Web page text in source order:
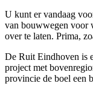
U kunt er vandaag
van bouwwegen voor
over te laten. Prima,
De Ruit Eindhoven is
project met
provincie de boel een